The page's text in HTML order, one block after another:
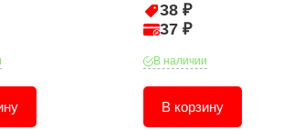
38 ₽
37 ₽
В наличии
В корзину